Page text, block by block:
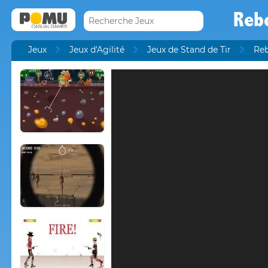
Jeux Jeux d'Agilité Jeux de Stand de Tir